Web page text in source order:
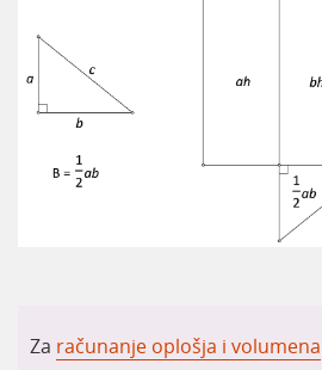
Za računanje oplošja i volumena